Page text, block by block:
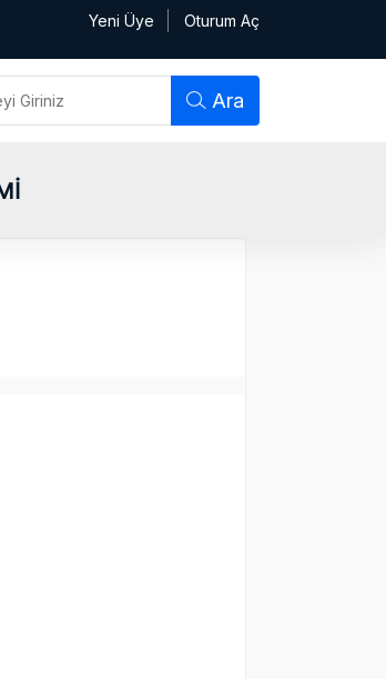
Yeni Üye Oturum Aç
Ara